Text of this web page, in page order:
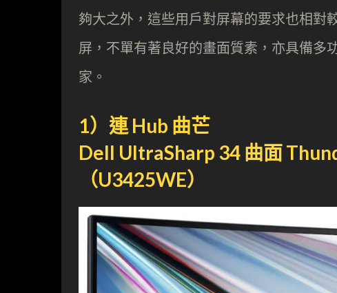
夠大之外，這些用戶對屏幕的要求也相對
屏，不單有著良好的畫面質素，亦具備多
家。
1）連 Hub 曲芒
Dell UltraSharp 34 曲面
（U3425WE）